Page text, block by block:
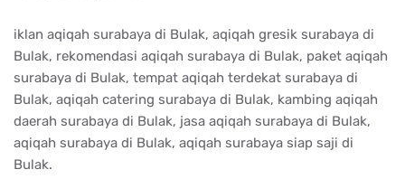
iklan aqiqah surabaya di Bulak, aqiqah gresik surabaya di
Bulak, rekomendasi aqiqah surabaya di Bulak, paket aqiqah
surabaya di Bulak, tempat aqiqah terdekat surabaya di
Bulak, aqiqah catering surabaya di Bulak, kambing aqiqah
daerah surabaya di Bulak, jasa aqiqah surabaya di Bulak,
aqiqah surabaya di Bulak, aqiqah surabaya siap saji di
Bulak.